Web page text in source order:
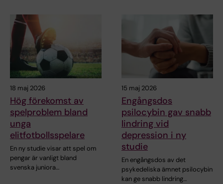
18 maj 2026
Hög förekomst av
spelproblem bland
unga
elitfotbollsspelare
En ny studie visar att spel om
pengar är vanligt bland
svenska juniora…
15 maj 2026
Engångsdos
psilocybin gav snabb
lindring vid
depression i ny
studie
En engångsdos av det
psykedeliska ämnet psilocybin
kan ge snabb lindring…